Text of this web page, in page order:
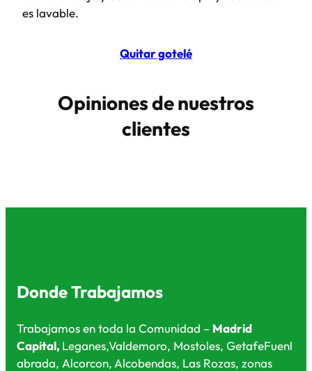
es lavable.
Quitar gotelé
Opiniones de nuestros
clientes
Donde Trabajamos
Trabajamos en toda la Comunidad – Madrid
Capital, Leganes,Valdemoro, Mostoles, GetafeFuenl
abrada, Alcorcon, Alcobendas, Las Rozas, zonas